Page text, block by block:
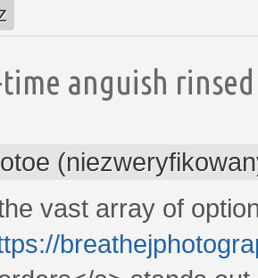
time anguish
vast array of